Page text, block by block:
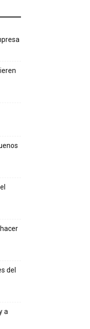
del
a